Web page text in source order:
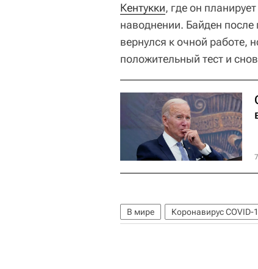
Кентукки, где он
наводнении. Байден
вернулся к очной работе,
положительный тест и
В мире Коронавирус COVID-